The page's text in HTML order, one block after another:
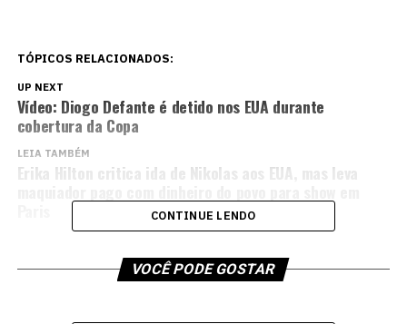
TÓPICOS RELACIONADOS:
UP NEXT
Vídeo: Diogo Defante é detido nos EUA durante
cobertura da Copa
LEIA TAMBÉM
Erika Hilton critica ida de Nikolas aos EUA, mas leva
CONTINUE LENDO
VOCÊ PODE GOSTAR